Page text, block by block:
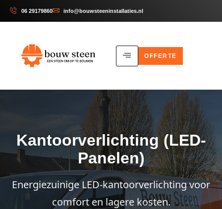
06 29179860 info@bouwsteeninstallaties.nl
OFFERTE
Kantoorverlichting (LED-
Panelen)
Energiezuinige LED-kantoorverlichting voor
comfort en lagere kosten.